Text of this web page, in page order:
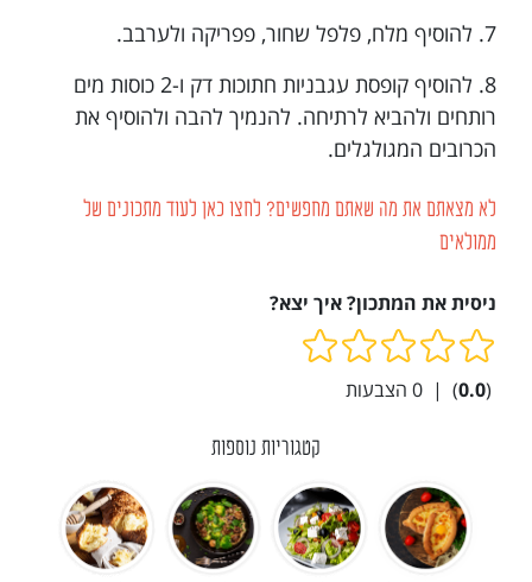
7. להוסיף מלח, פלפל שחור, פפריקה ולערבב.
8. להוסיף קופסת עגבניות חתוכות דק ו-2 כוסות מים
רותחים ולהביא לרתיחה. להנמיך להבה ולהוסיף את
הכרובים המגולגלים.
לא מצאתם את מה שאתם מחפשים? לחצו כאן לעוד מתכונים של
ממולאים
ניסית את המתכון? איך יצא?
(
0.0
)
|
0 הצבעות
קטגוריות נוספות